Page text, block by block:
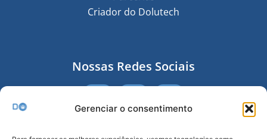
Gerenciar o consentimento
Criador do Dolutech
Nossas Redes Sociais